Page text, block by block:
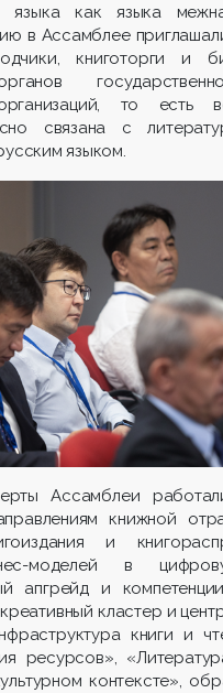
языка как языка
в Ассамблее
книготорги и
то есть
связана с
языком.
Ассамблеи
книжной
и
моделей в
апгрейд и
кластер и
книги и
ресурсов»,
контексте»,